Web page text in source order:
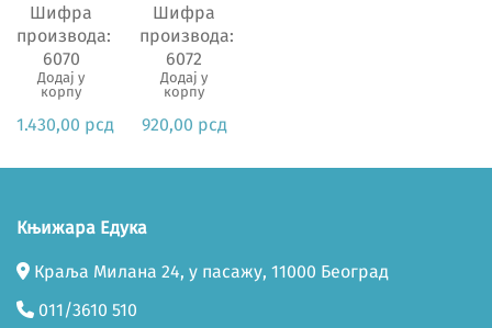
Шифра
производа:
6070
Додај у
корпу
1.430,00 рсд
Шифра
производа:
6072
Додај у
корпу
920,00 рсд
Књижара Едука
Краља Милана 24, у пасажу, 11000 Београд
011/3610 510